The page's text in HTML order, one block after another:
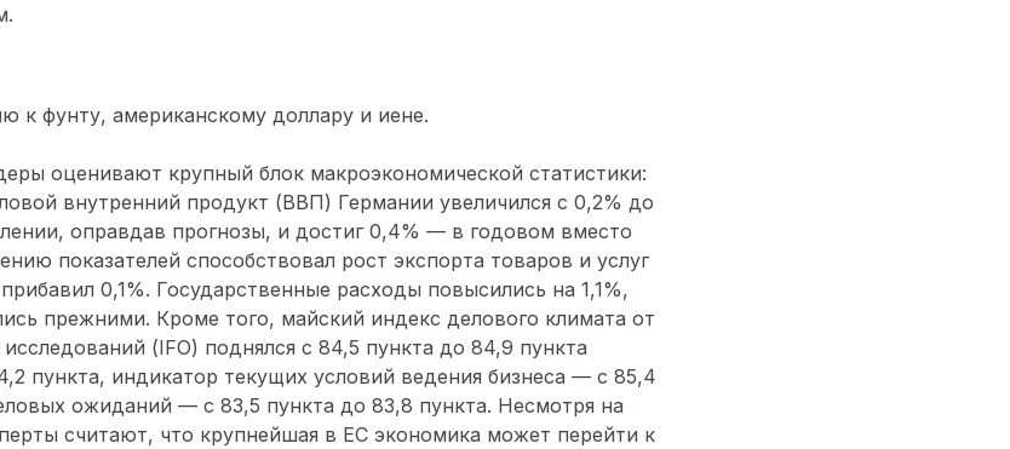
к фунту, американскому доллару и иене.
оценивают крупный блок макроэкономической статистики:
внутренний продукт (ВВП) Германии увеличился с 0,2% до
оправдав прогнозы, и достиг 0,4% — в годовом вместо
показателей способствовал рост экспорта товаров и услуг
0,1%. Государственные расходы повысились на 1,1%,
прежними. Кроме того, майский индекс делового климата от
(IFO) поднялся с 84,5 пункта до 84,9 пункта
пункта, индикатор текущих условий ведения бизнеса — с 85,4
ожиданий — с 83,5 пункта до 83,8 пункта. Несмотря на
считают, что крупнейшая в ЕС экономика может перейти к